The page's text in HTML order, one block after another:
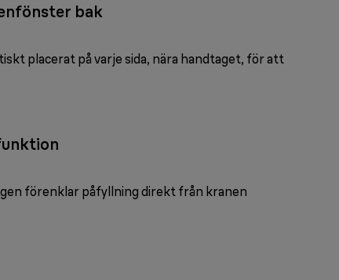
bak
placerat på varje sida, nära handtaget, för att
förenklar påfyllning direkt från kranen